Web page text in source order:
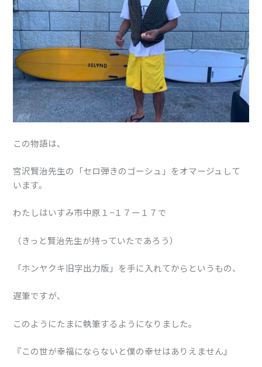
この物語は、
宮沢賢治先生の「セロ弾きのゴーシュ」をオマージュして
います。
わたしはいすみ市中原１−１７ー１７で
（きっと賢治先生が持っていたであろう）
「ホンヤクキ旧字出力版」を手に入れてからというもの、
遅筆ですが、
このようにたまに執筆するようになりました。
『この世が幸福にならないと僕の幸せはありえません』